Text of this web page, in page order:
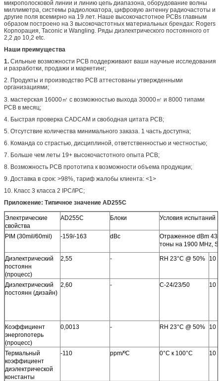
микрополосковой линии и линию цепь диапазона, оборудование волны
миллиметра, системы радиолокатора, цифровую антенну радиочастоты и
другие поля всемирно на 19 лет. Наше высокочастотное PCBs главным
образом построено на 3 высокочастотных материальных брендах: Rogers
Корпорация, Taconic и Wangling. Ряды диэлектрического постоянного от
2,2 до 10,2 etc.
Наши преимущества
1. Сильные возможности PCB поддерживают ваши научные исследования
и разработки, продажи и маркетинг;
2. Продукты и производство PCB аттестованы утвержденными
организациями;
3. мастерская 16000㎡ с возможностью выхода 30000㎡ и 8000 типами
PCB в месяц;
4. Быстрая проверка CADCAM и свободная цитата PCB;
5. Отсутствие количества минимального заказа. 1 часть доступна;
6. Команда со страстью, дисциплиной, ответственностью и честностью;
7. Больше чем леты 19+ высокочастотного опыта PCB;
8. Возможность PCB прототипа к возможности объема продукции;
9. Доставка в срок: >98%, тариф жалобы клиента: <1>
10. Класс 3 класса 2 IPC/IPC;
Приложение: Типичное значение AD255C
Электрические
свойства
AD255C Блоки Условия испытаний
PIM (30mil/60mil) -159/-163 dBc
Отраженное dBm 43
тоны на 1900 MHz,
Диэлектрический
постоянн
(процесс)
2,55 - RH 23°C @ 50% 10
Диэлектрический
постоянн (дизайн)
2,60 - C-24/23/50 10
Коэффициент
энергопотерь
(процесс)
0,0013 - RH 23°C @ 50% 10
Термальный
коэффициент
диэлектрической
константы
-110 ppm/ºC 0°C к 100°C 10